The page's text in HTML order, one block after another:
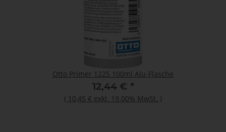
Otto Primer 1225 100ml Alu-Flasche
12,44 € *
( 10,45 € exkl. 19.00% MwSt. )